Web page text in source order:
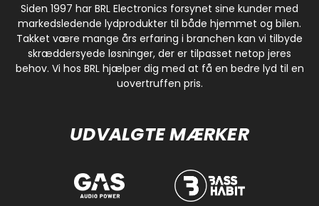
Siden 1997 har BRL Electronics forsynet sine kunder med
markedsledende lydprodukter til både hjemmet og bilen.
Takket være mange års erfaring i branchen kan vi tilbyde
skræddersyede løsninger, der er tilpasset netop jeres
behov. Vi hos BRL hjælper dig med at få en bedre lyd til en
uovertruffen pris.
UDVALGTE MÆRKER